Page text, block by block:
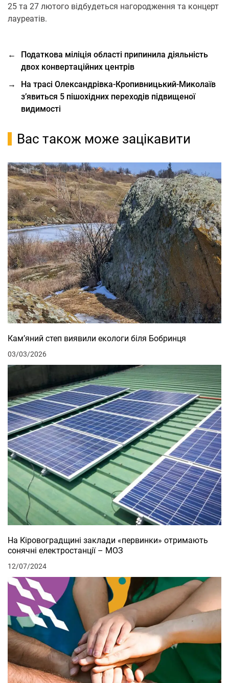
25 та 27 лютого відбудеться нагородження та концерт
лауреатів.
←
Податкова міліція області припинила діяльність
двох конвертаційних центрів
→
На трасі Олександрівка-Кропивницький-Миколаїв
з’явиться 5 пішохідних переходів підвищеної
видимості
Вас також може зацікавити
Кам’яний степ виявили екологи біля Бобринця
03/03/2026
На Кіровоградщині заклади «первинки» отримають
сонячні електростанції – МОЗ
12/07/2024